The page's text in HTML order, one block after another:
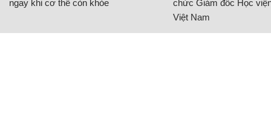
ngay khi cơ thể còn khỏe
chức Giám đốc Học
Việt Nam